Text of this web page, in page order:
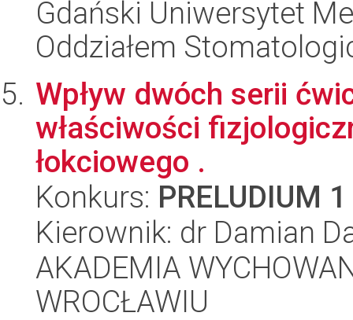
Gdański Uniwersytet
Oddziałem
Wpływ dwóch serii
właściwości
łokciowego .
Konkurs: PRELUDIUM 1
Kierownik: dr Damian
AKADEMIA
WROCŁAWIU